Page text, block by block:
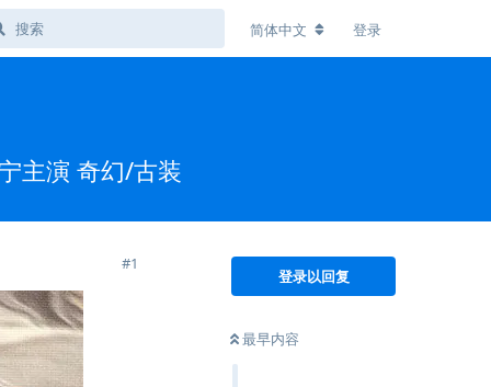
简体中文 登录
主演 奇幻/古装
登录以回复
最早内容
#1